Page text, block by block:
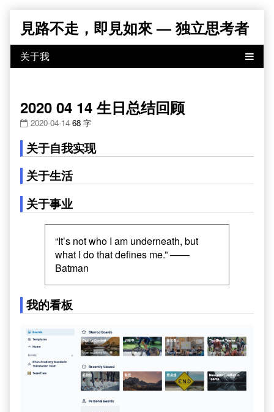
content
見路不走，即見如來 — 独立思考者
2020 04 14 生日总结回顾
2020-04-14 68 字
关于自我实现
关于生活
关于事业
“It’s not who I am underneath, but
what I do that defines me.” ——
Batman
我的看板